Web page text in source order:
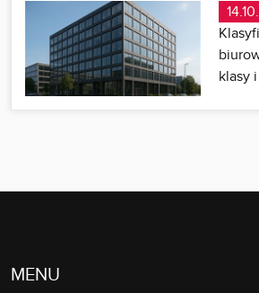
klasy
MENU